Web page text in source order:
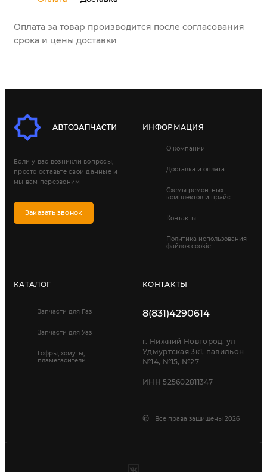
Оплата за товар производится после согласования
срока и цены доставки
Если у вас возникли вопросы,
просто оставьте свои данные и
мы вам перезвоним
Заказать звонок
ИНФОРМАЦИЯ
О компании
Доставка и оплата
Схемы ремонтных
комплектов и прайс
Контакты
Политика использования
файлов cookie
КАТАЛОГ
Запчасти для Газ
Запчасти для Уаз
Гофры, хомуты,
пламегасители
КОНТАКТЫ
8(831)4290614
г. Нижний Новгород, ул
Удмуртская 3к1, павильон
№14, №15, №27
ИНН 525602811347
© Все права защищены 2026